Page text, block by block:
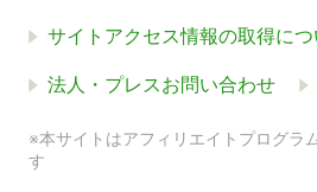
サイトアクセス情報の取得につ
法人・プレスお問い合わせ
※本サイトはアフィリエイトプログラ
す